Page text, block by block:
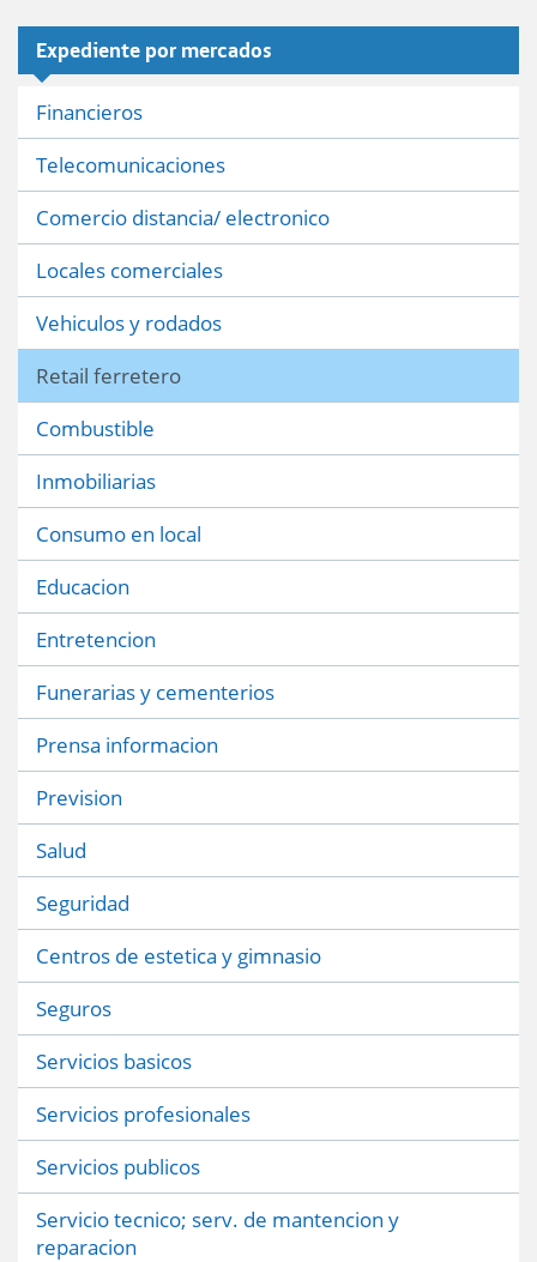
Expediente por mercados
Financieros
Telecomunicaciones
Comercio distancia/ electronico
Locales comerciales
Vehiculos y rodados
Retail ferretero
Combustible
Inmobiliarias
Consumo en local
Educacion
Entretencion
Funerarias y cementerios
Prensa informacion
Prevision
Salud
Seguridad
Centros de estetica y gimnasio
Seguros
Servicios basicos
Servicios profesionales
Servicios publicos
Servicio tecnico; serv. de mantencion y
reparacion